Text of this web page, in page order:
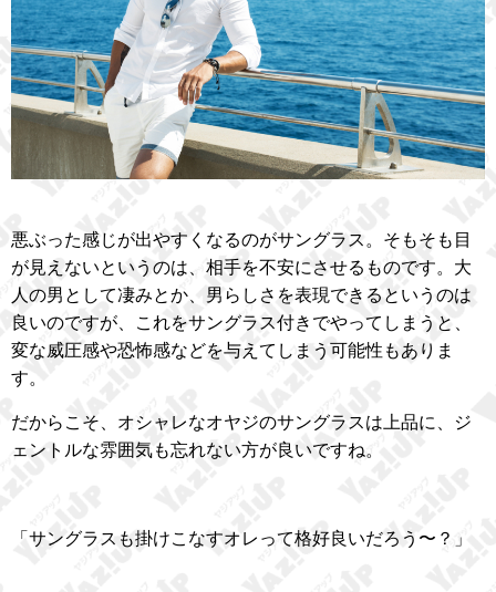
悪ぶった感じが出やすくなるのがサングラス。そもそも目
が見えないというのは、相手を不安にさせるものです。大
人の男として凄みとか、男らしさを表現できるというのは
良いのですが、これをサングラス付きでやってしまうと、
変な威圧感や恐怖感などを与えてしまう可能性もありま
す。
だからこそ、オシャレなオヤジのサングラスは上品に、ジ
ェントルな雰囲気も忘れない方が良いですね。
「サングラスも掛けこなすオレって格好良いだろう〜？」